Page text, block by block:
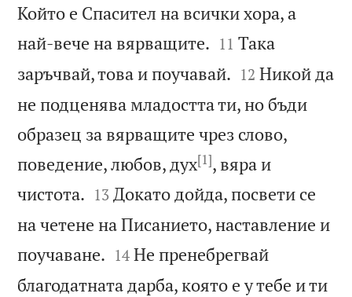
Който е Спасител на всички хора, а
най-вече на вярващите. 

11 Така
заръчвай, това и поучавай. 

12 Никой да
не подценява младостта ти, но бъди
образец за вярващите чрез слово,
поведение, любов, дух[1], вяра и
чистота. 

13 Докато дойда, посвети се
на четене на Писанието, наставление и
поучаване. 

14 Не пренебрегвай
благодатната дарба, която е у тебе и ти